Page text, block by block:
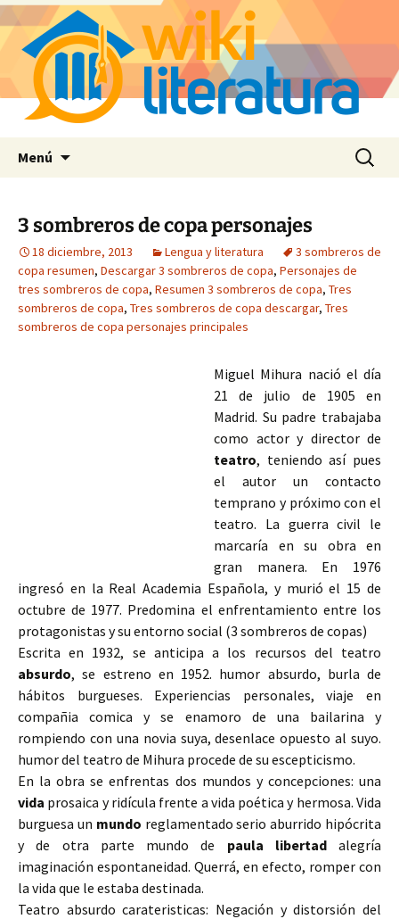
Menú Buscar:
3 sombreros de copa personajes
18 diciembre, 2013 Lengua y literatura
3 sombreros de
copa resumen, Descargar 3 sombreros de copa, Personajes de
tres sombreros de copa, Resumen 3 sombreros de copa, Tres
sombreros de copa, Tres sombreros de copa descargar, Tres
sombreros de copa personajes principales
Miguel Mihura nació el día
21 de julio de 1905 en
Madrid. Su padre trabajaba
como actor y director de
teatro, teniendo así pues
el autor un contacto
temprano y próximo con el
teatro. La guerra civil le
marcaría en su obra en
gran manera. En 1976
ingresó en la Real Academia Española, y murió el 15 de
octubre de 1977. Predomina el enfrentamiento entre los
protagonistas y su entorno social (3 sombreros de copas)
Escrita en 1932, se anticipa a los recursos del teatro
absurdo, se estreno en 1952. humor absurdo, burla de
hábitos burgueses. Experiencias personales, viaje en
compañia comica y se enamoro de una bailarina y
rompiendo con una novia suya, desenlace opuesto al suyo.
humor del teatro de Mihura procede de su escepticismo.
En la obra se enfrentas dos mundos y concepciones: una
vida prosaica y ridícula frente a vida poética y hermosa. Vida
burguesa un mundo reglamentado serio aburrido hipócrita
y de otra parte mundo de paula libertadalegría
imaginación espontaneidad. Querrá, en efecto, romper con
la vida que le estaba destinada.
Teatro absurdo carateristicas: Negación y distorsión del